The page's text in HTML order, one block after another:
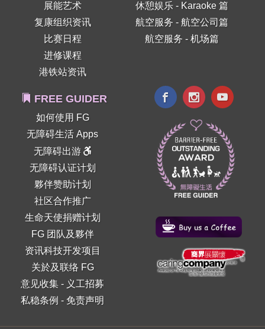
展能艺术
复康组织资讯
比赛日程
进修课程
港铁站资讯
休憩娱乐 - Karaoke 篇
航空服务 - 航空公司篇
航空服务 - 机场篇
FREE GUIDER
如何使用 FG
无障碍生活 Apps
无障碍出游
无障碍认证计划
夥伴赞助计划
社区合作推广
生命天使捐赠计划
FG 团队及夥伴
资讯科技开发项目
关於及联络 FG
意见收集 - 义工招募
私稳条例 - 免责声明